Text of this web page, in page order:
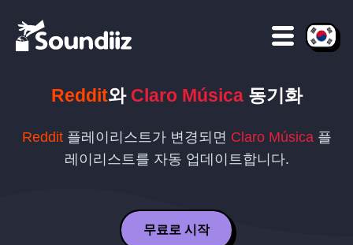
Reddit와 Claro Música동기화
Reddit플레이리스트가 변경되면 Claro Música플
레이리스트를 자동 업데이트합니다.
무료로 시작